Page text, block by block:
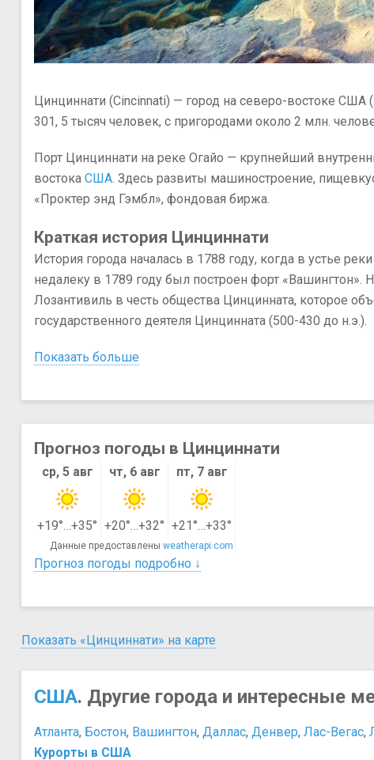
Цинциннати (Cincinnati) — город на северо-востоке
301, 5 тысяч человек, с пригородами около 2 млн.
Порт Цинциннати на реке Огайо — крупнейший
востока США. Здесь развиты машиностроение,
«Проктер энд Гэмбл», фондовая биржа.
Краткая история Цинциннати
История города началась в 1788 году, когда в устье
недалеку в 1789 году был построен форт
Лозантивиль в честь общества Цинцинната, которое
государственного деятеля Цинцинната (500-430 до н.э.).
Показать больше
Прогноз погоды в Цинциннати
ср, 5 авг чт, 6 авг пт, 7 авг
+19°…+35° +20°…+32° +21°…+33°
Данные предоставлены weatherapi.com
Прогноз погоды подробно ↓
Показать «Цинциннати» на карте
США. Другие города и интересные
Атланта, Бостон, Вашингтон, Даллас, Денвер, Лас-Вегас,
Курорты в США